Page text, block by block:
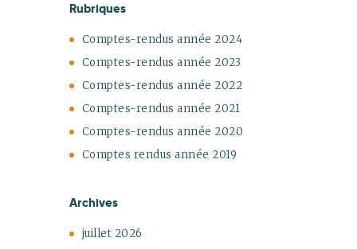
Rubriques
Comptes-rendus année 2024
Comptes-rendus année 2023
Comptes-rendus année 2022
Comptes-rendus année 2021
Comptes-rendus année 2020
Comptes rendus année 2019
Archives
juillet 2026